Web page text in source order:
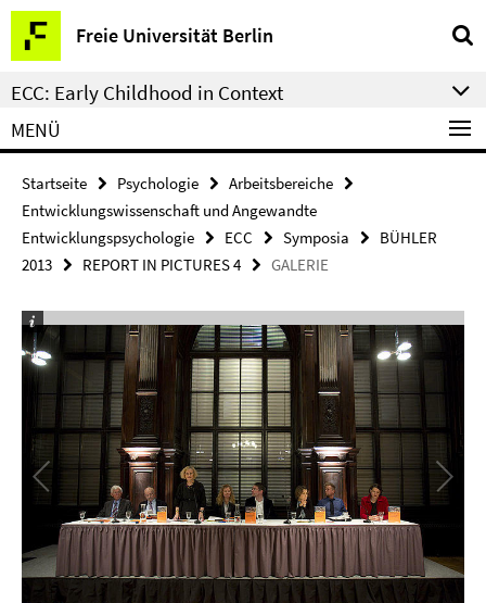
Springe
direkt
zu
Inhalt
Freie Universität Berlin
Service-
Navigation
ECC: Early Childhood in Context
MENÜ
Startseite Psychologie
Arbeitsbereiche
Entwicklungswissenschaft und Angewandte
Entwicklungspsychologie
ECC Symposia
BÜHLER
2013
REPORT IN PICTURES 4 GALERIE